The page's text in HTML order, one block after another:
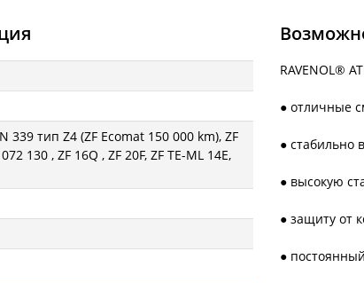
339 тип Z4 (ZF Ecomat 150 000 km), ZF
130 , ZF 16Q , ZF 20F, ZF TE-ML 14E,
RAVENOL®
● отличные
● стабильно
● высокую
● защиту от
●